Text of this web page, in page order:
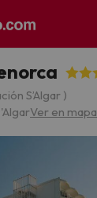
S’Algar )
Ver en mapa